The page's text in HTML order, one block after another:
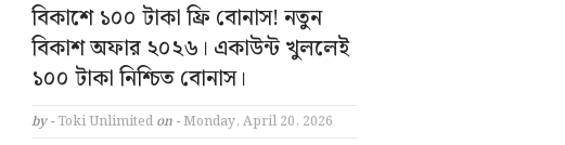
বিকাশে ১০০ টাকা ফ্রি বোনাস! নতুন
বিকাশ অফার ২০২৬। একাউন্ট খুললেই
১০০ টাকা নিশ্চিত বোনাস।
by - Toki Unlimited on -Monday, April 20, 2026